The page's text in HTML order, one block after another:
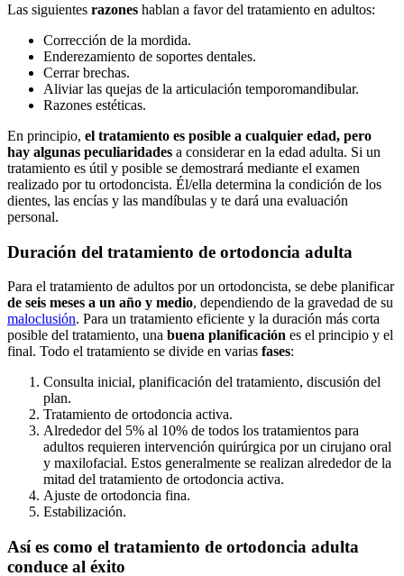
Las siguientes razones hablan a favor del tratamiento en adultos:
Corrección de la mordida.
Enderezamiento de soportes dentales.
Cerrar brechas.
Aliviar las quejas de la articulación temporomandibular.
Razones estéticas.
En principio, el tratamiento es posible a cualquier edad, pero
hay algunas peculiaridades a considerar en la edad adulta. Si un
tratamiento es útil y posible se demostrará mediante el examen
realizado por tu ortodoncista. Él/ella determina la condición de los
dientes, las encías y las mandíbulas y te dará una evaluación
personal.
Duración del tratamiento de ortodoncia adulta
Para el tratamiento de adultos por un ortodoncista, se debe planificar
de seis meses a un año y medio, dependiendo de la gravedad de su
maloclusión. Para un tratamiento eficiente y la duración más corta
posible del tratamiento, una buena planificación es el principio y el
final. Todo el tratamiento se divide en varias fases:
Consulta inicial, planificación del tratamiento, discusión del
plan.
Tratamiento de ortodoncia activa.
Alrededor del 5% al 10% de todos los tratamientos para
adultos requieren intervención quirúrgica por un cirujano oral
y maxilofacial. Estos generalmente se realizan alrededor de la
mitad del tratamiento de ortodoncia activa.
Ajuste de ortodoncia fina.
Estabilización.
Así es como el tratamiento de ortodoncia adulta
conduce al éxito